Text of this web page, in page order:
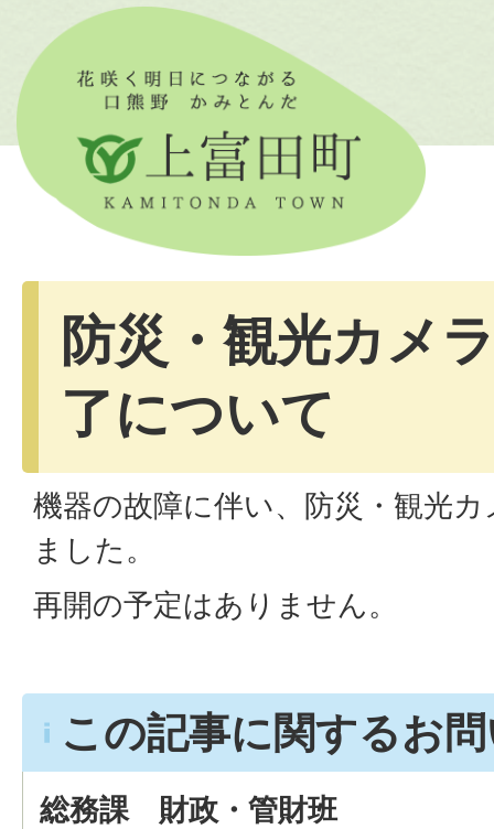
防災・観光カメ
了について
機器の故障に伴い、防災・観光
ました。
再開の予定はありません。
この記事に関するお
総務課 財政・管財班